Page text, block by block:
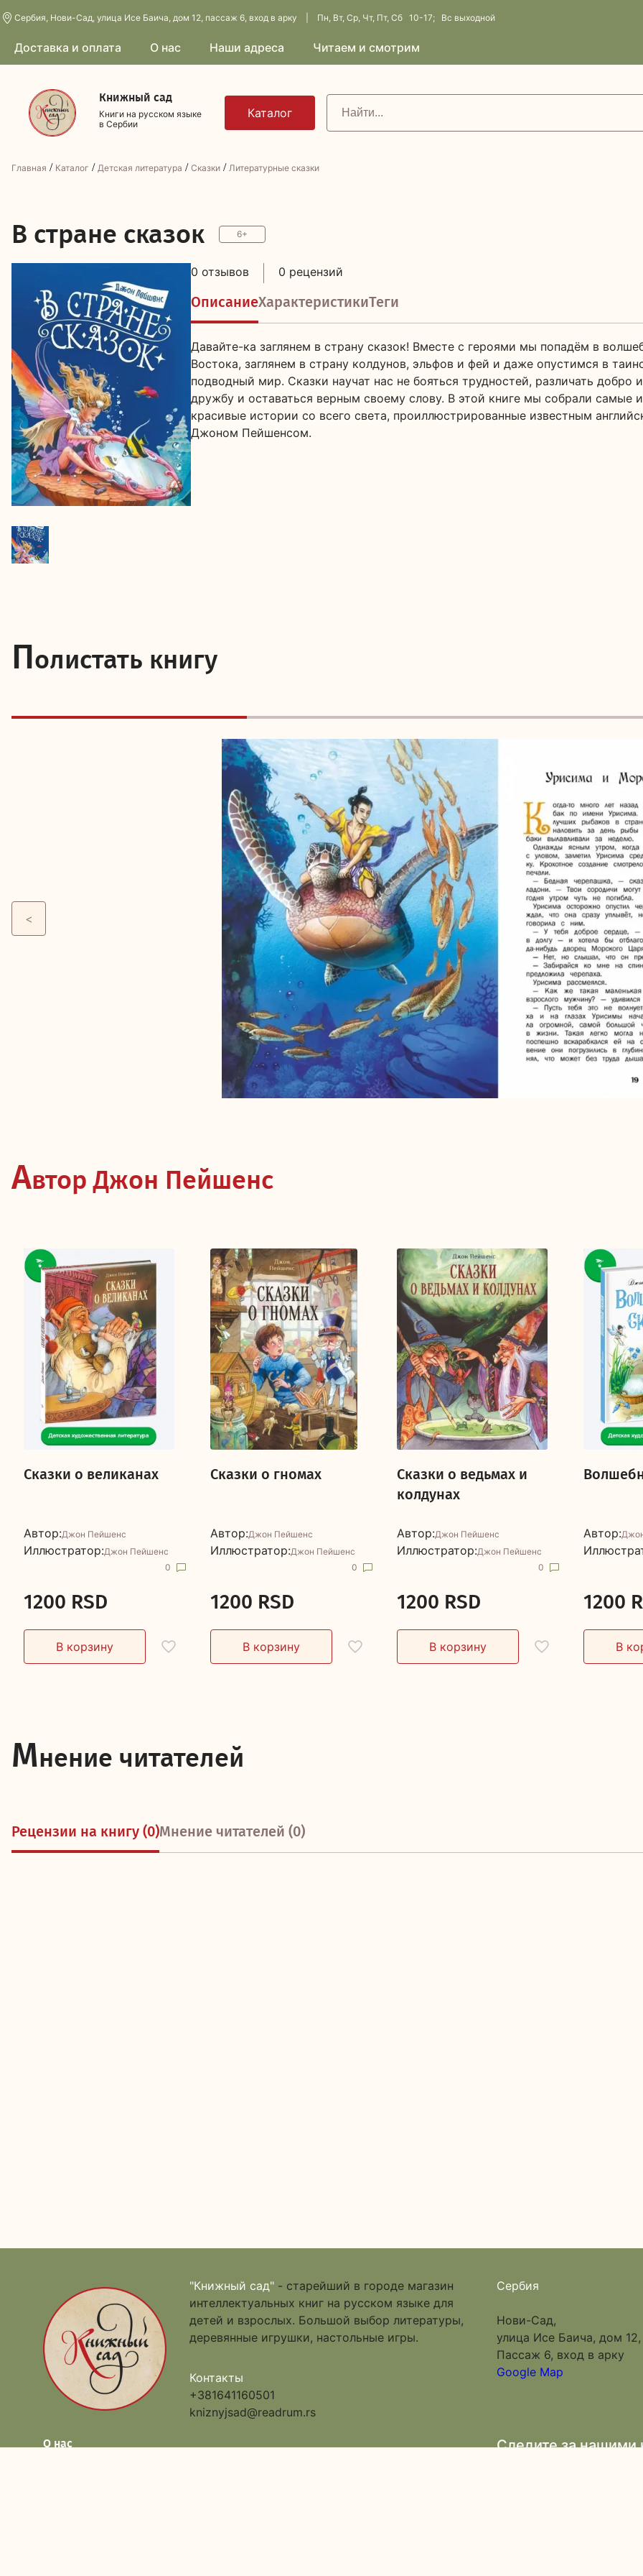
Сербия, Нови-Сад, улица Исе Баича, дом 12, пассаж 6, вход в арку | Пн, Вт, Ср, Чт, Пт, Сб 10-17; Вс выходной
Доставка и оплата О нас Наши адреса Читаем и смотрим
Книжный сад
Книги на русском языке
в Сербии
Главная / Каталог / Детская литература / Сказки / Литературные сказки
В стране сказок 6+
0 отзывов 0 рецензий
ОписаниеХарактеристикиТеги
Давайте-ка заглянем в страну сказок! Вместе с героями мы попадём в
Востока, заглянем в страну колдунов, эльфов и фей и даже опустимся в
подводный мир. Сказки научат нас не бояться трудностей, различать добро
дружбу и оставаться верным своему слову. В этой книге мы собрали самые
красивые истории со всего света, проиллюстрированные известным
Джоном Пейшенсом.
Полистать книгу
Автор Джон Пейшенс
Сказки о великанах
Автор:Джон Пейшенс
Иллюстратор:Джон Пейшенс
0
1200 RSD
Сказки о гномах
Автор:Джон Пейшенс
Иллюстратор:Джон Пейшенс
0
1200 RSD
Сказки о ведьмах и
колдунах
Автор:Джон Пейшенс
Иллюстратор:Джон Пейшенс
0
1200 RSD
Автор:
1200
Мнение читателей
Рецензии на книгу (0)Мнение читателей (0)
"Книжный сад" - старейший в городе магазин
интеллектуальных книг на русском языке для
детей и взрослых. Большой выбор литературы,
деревянные игрушки, настольные игры.
Контакты
+381641160501
kniznyjsad@readrum.rs
Сербия
Нови-Сад,
улица Исе Баича, дом 12,
Пассаж 6, вход в арку
Google Map
О нас Следите за нашими